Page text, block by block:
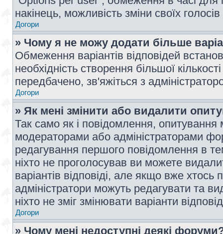
накінець, можливість зміни своїх
Догори
» Чому я не можу додати більше
Обмеження варіантів відповідей
необхідність створення більшої
передбачено, зв'яжіться з
Догори
» Як мені змінити або видалити
Так само як і повідомлення,
модераторами або адміністраторами
редагування першого повідомлення в
ніхто не проголосував ви можете
варіантів відповіді, але якщо вже
адміністратори можуть редагувати та
ніхто не зміг змінювати варіанти
Догори
» Чому мені недоступні деякі